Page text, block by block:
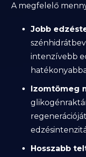
A megfelelő
Jobb
intenzívebb
Izomtömeg
Hosszabb